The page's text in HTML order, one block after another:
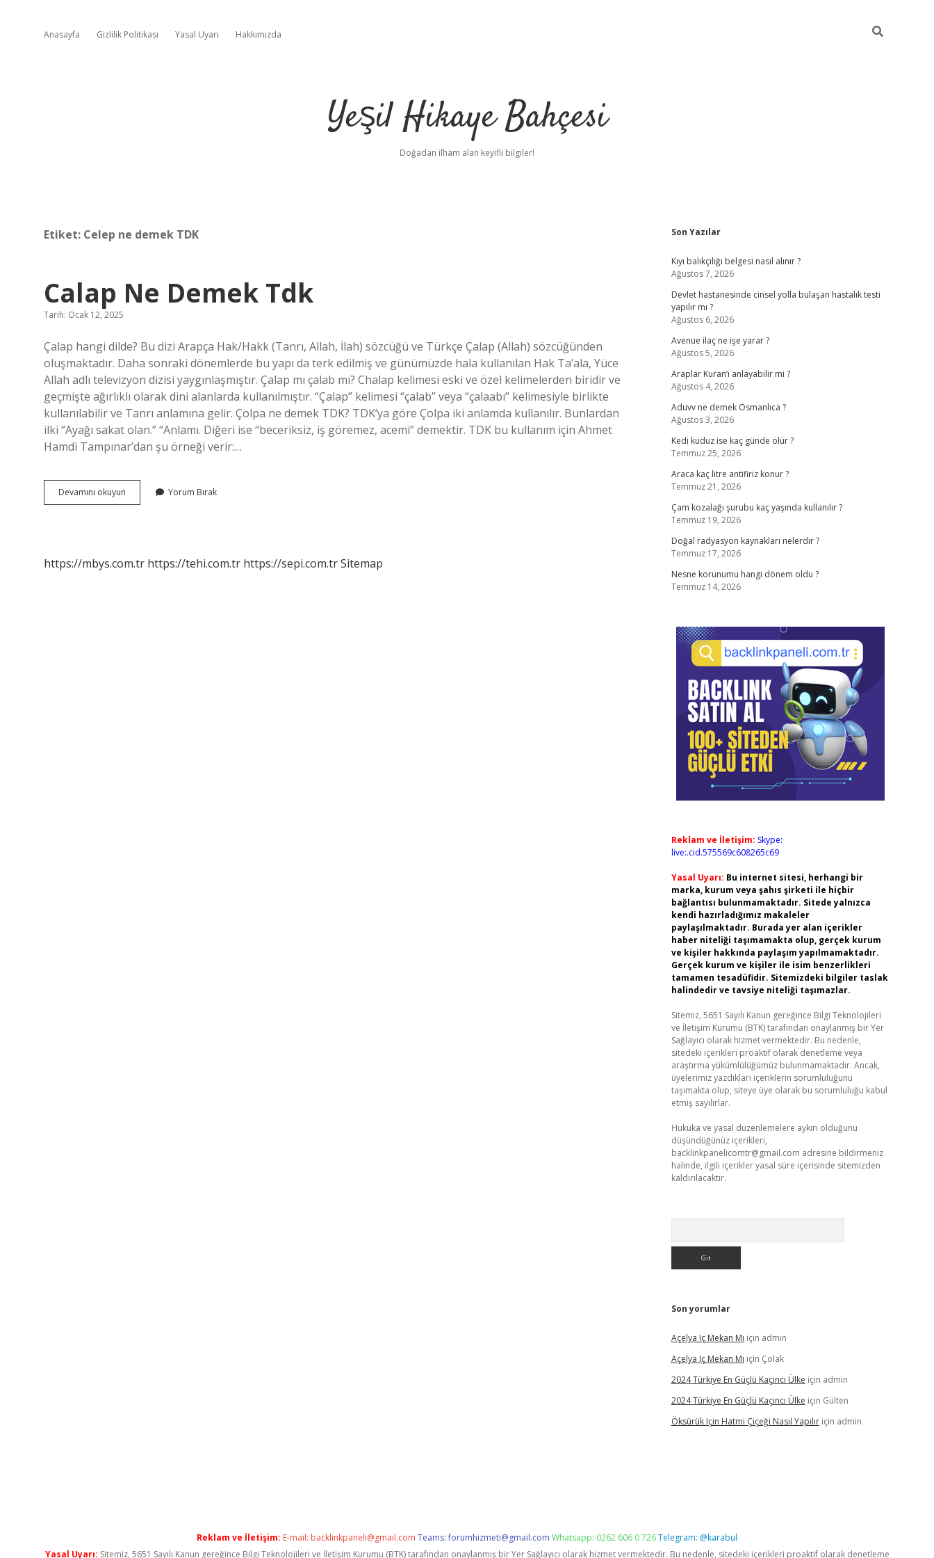
Anasayfa Gizlilik Politikası Yasal Uyarı Hakkımızda
Yeşil Hikaye Bahçesi
Doğadan ilham alan keyifli bilgiler!
Etiket: Celep ne demek TDK
Calap Ne Demek Tdk
Tarih: Ocak 12, 2025
Çalap hangi dilde? Bu dizi Arapça Hak/Hakk (Tanrı, Allah, İlah) sözcüğü ve Türkçe Çalap (Allah) sözcüğünden
oluşmaktadır. Daha sonraki dönemlerde bu yapı da terk edilmiş ve günümüzde hala kullanılan Hak Ta’ala, Yüce
Allah adlı televizyon dizisi yaygınlaşmıştır. Çalap mı çalab mı? Chalap kelimesi eski ve özel kelimelerden biridir ve
geçmişte ağırlıklı olarak dini alanlarda kullanılmıştır. “Çalap” kelimesi “çalab” veya “çalaabı” kelimesiyle birlikte
kullanılabilir ve Tanrı anlamına gelir. Çolpa ne demek TDK? TDK’ya göre Çolpa iki anlamda kullanılır. Bunlardan
ilki “Ayağı sakat olan.” “Anlamı. Diğeri ise “beceriksiz, iş göremez, acemi” demektir. TDK bu kullanım için Ahmet
Hamdi Tampınar’dan şu örneği verir:…
Devamını okuyun
Ne
Yorum Bırak
https://mbys.com.tr https://tehi.com.tr https://sepi.com.trSitemap
Sidebar
Son Yazılar
Kıyı balıkçılığı belgesi nasıl alınır ?
Ağustos 7, 2026
Devlet hastanesinde cinsel yolla bulaşan hastalık testi
yapılır mı ?
Ağustos 6, 2026
Avenue ilaç ne işe yarar ?
Ağustos 5, 2026
Araplar Kuran’ı anlayabilir mi ?
Ağustos 4, 2026
Aduvv ne demek Osmanlıca ?
Ağustos 3, 2026
Kedi kuduz ise kaç günde ölür ?
Temmuz 25, 2026
Araca kaç litre antifiriz konur ?
Temmuz 21, 2026
Çam kozalağı şurubu kaç yaşında kullanılır ?
Temmuz 19, 2026
Doğal radyasyon kaynakları nelerdir ?
Temmuz 17, 2026
Nesne korunumu hangi dönem oldu ?
Temmuz 14, 2026
Reklam ve İletişim: Skype:
live:.cid.575569c608265c69
Yasal Uyarı: Bu internet sitesi, herhangi bir
marka, kurum veya şahıs şirketi ile hiçbir
bağlantısı bulunmamaktadır. Sitede yalnızca
kendi hazırladığımız makaleler
paylaşılmaktadır. Burada yer alan içerikler
haber niteliği taşımamakta olup, gerçek kurum
ve kişiler hakkında paylaşım yapılmamaktadır.
Gerçek kurum ve kişiler ile isim benzerlikleri
tamamen tesadüfidir. Sitemizdeki bilgiler taslak
halindedir ve tavsiye niteliği taşımazlar.
Sitemiz, 5651 Sayılı Kanun gereğince Bilgi Teknolojileri
ve İletişim Kurumu (BTK) tarafından onaylanmış bir Yer
Sağlayıcı olarak hizmet vermektedir. Bu nedenle,
sitedeki içerikleri proaktif olarak denetleme veya
araştırma yükümlülüğümüz bulunmamaktadır. Ancak,
üyelerimiz yazdıkları içeriklerin sorumluluğunu
taşımakta olup, siteye üye olarak bu sorumluluğu kabul
etmiş sayılırlar.
Hukuka ve yasal düzenlemelere aykırı olduğunu
düşündüğünüz içerikleri,
backlinkpanelicomtr@gmail.com adresine bildirmeniz
halinde, ilgili içerikler yasal süre içerisinde sitemizden
kaldırılacaktır.
Son yorumlar
Açelya Iç Mekan Mı için admin
Açelya Iç Mekan Mı için Çolak
2024 Türkiye En Güçlü Kaçıncı Ülke için admin
2024 Türkiye En Güçlü Kaçıncı Ülke için Gülten
Öksürük Için Hatmi Çiçeği Nasıl Yapılıriçin admin
Reklam ve İletişim: E-mail: backlinkpaneli@gmail.com Teams:forumhizmeti@gmail.com Whatsapp: 0262 606 0 726Telegram: @karabul
Yasal Uyarı: Sitemiz, 5651 Sayılı Kanun gereğince Bilgi Teknolojileri ve İletişim Kurumu (BTK) tarafından onaylanmış bir Yer Sağlayıcı olarak hizmet vermektedir. Bu nedenle, sitedeki içerikleri proaktif olarak denetleme